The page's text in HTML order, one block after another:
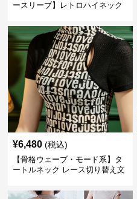
ースリーブ】レトロハイネック
品な薄手インナー neckty＋
¥6,480 (税込)
【骨格ウェーブ・モード系】タ
ートルネック レース切り替え文
ネック S~3XL